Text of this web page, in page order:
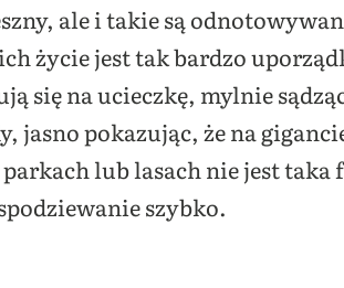
ale i takie są
życie jest tak bardzo
się na ucieczkę, mylnie
jasno pokazując, że na
lub lasach nie jest
szybko.